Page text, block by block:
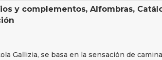
y complementos, Alfombras,
Gallizia, se basa en la sensación de